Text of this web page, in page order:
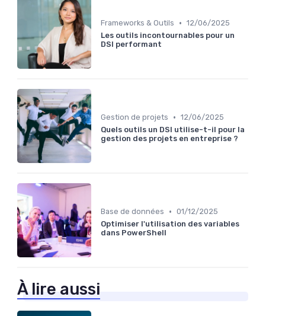
Frameworks & Outils • 12/06/2025
Les outils incontournables pour un
DSI performant
Gestion de projets • 12/06/2025
Quels outils un DSI utilise-t-il pour la
gestion des projets en entreprise ?
Base de données • 01/12/2025
Optimiser l'utilisation des variables
dans PowerShell
À lire aussi